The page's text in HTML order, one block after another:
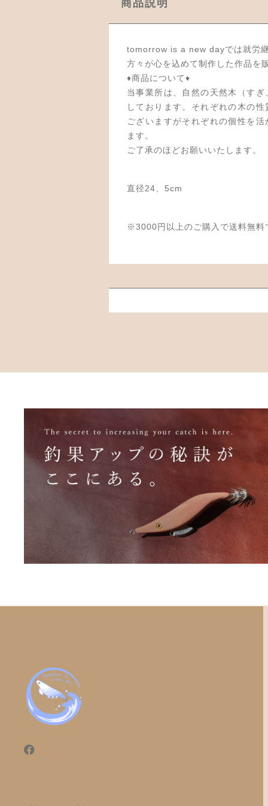
商品説明
tomorrow is a new dayでは就労
方々が心を込めて制作した作品を
♦商品について♦
当事業所は、自然の天然木（す
しております。それぞれの木の
ございますがそれぞれの個性を
ます。
ご了承のほどお願いいたします。
直径24、5cm
※3000円以上のご購入で送料無料